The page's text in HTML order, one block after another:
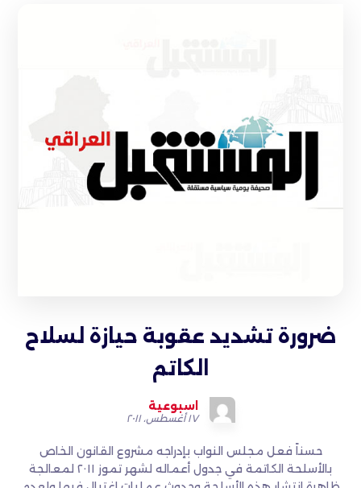
ضرورة تشديد عقوبة حيازة لسلاح
الكاتم
اسبوعية
١٧ أغسطس، ٢٠١١
حسناً فعل مجلس النواب بإدراجه مشروع القانون الخاص
بالأسلحة الكاتمة في جدول أعماله لشهر تموز ٢٠١١ لمعالجة